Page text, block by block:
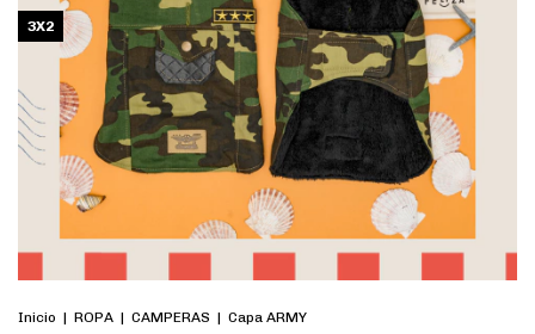
3X2
Inicio | ROPA | CAMPERAS | Capa ARMY